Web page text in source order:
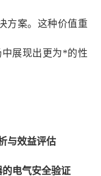
方案。这种价值重
展现出更为*的性
与效益评估
电气安全验证